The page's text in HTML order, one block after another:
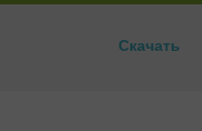
Скачать